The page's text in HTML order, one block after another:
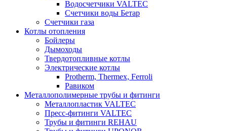
Водосчетчики VALTEC
Счетчики воды Бетар
Счетчики газа
Котлы отопления
Бойлеры
Дымоходы
Твердотопливные котлы
Электрические котлы
Protherm, Thermex, Ferroli
Равиком
Металлополимерные трубы и фитинги
Металлопластик VALTEC
Пресс-фитинги VALTEC
Трубы и фитинги REHAU